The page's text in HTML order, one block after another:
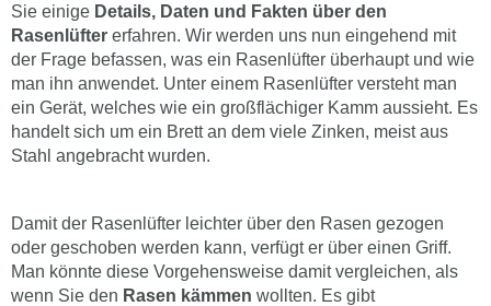
Sie einige Details, Daten und Fakten über den
Rasenlüfter erfahren. Wir werden uns nun eingehend mit
der Frage befassen, was ein Rasenlüfter überhaupt und wie
man ihn anwendet. Unter einem Rasenlüfter versteht man
ein Gerät, welches wie ein großflächiger Kamm aussieht. Es
handelt sich um ein Brett an dem viele Zinken, meist aus
Stahl angebracht wurden.
Damit der Rasenlüfter leichter über den Rasen gezogen
oder geschoben werden kann, verfügt er über einen Griff.
Man könnte diese Vorgehensweise damit vergleichen, als
wenn Sie den Rasen kämmen wollten. Es gibt